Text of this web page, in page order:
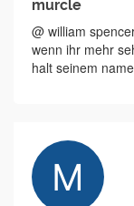
murcle
@ william
wenn ihr mehr
halt seinem